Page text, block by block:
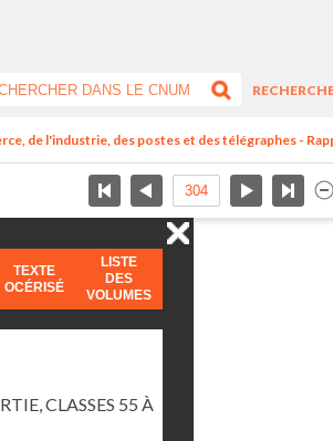
de l'industrie, des postes et des télégraphes -
TEXTE
OCÉRISÉ
LISTE
DES
VOLUMES
CLASSES 55 À